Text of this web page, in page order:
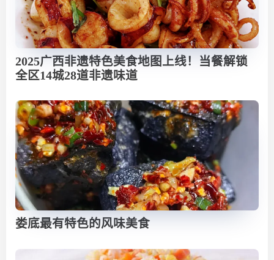
2025广西非遗特色美食地图上线！当餐解锁
全区14城28道非遗味道
娄底最有特色的风味美食